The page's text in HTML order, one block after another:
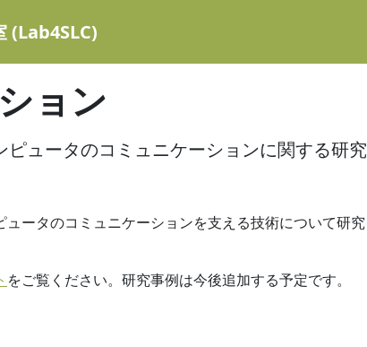
(Lab4SLC)
ョン
ピュータのコミュニケーションに関する研究
ータのコミュニケーションを支える技術について研究
をご覧ください。研究事例は今後追加する予定です。